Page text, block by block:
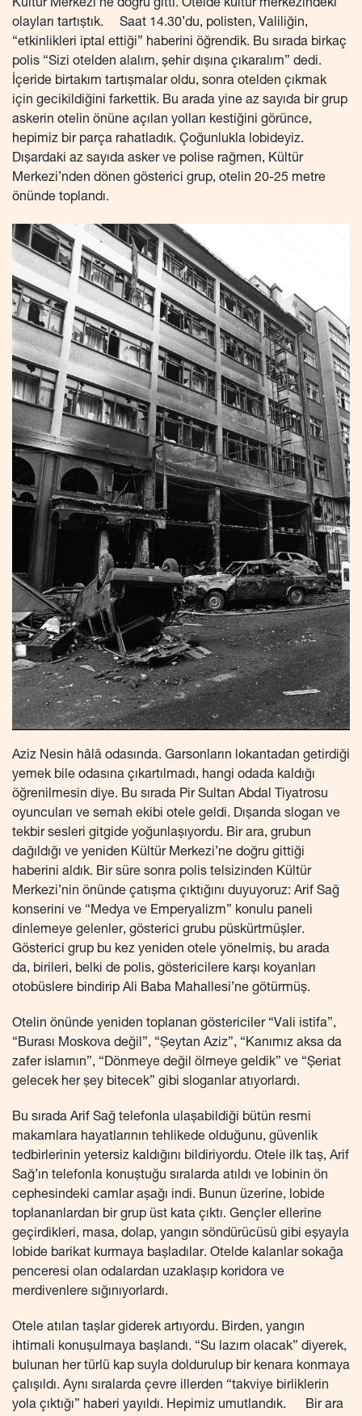
Kültür Merkezi’ne doğru gitti. Otelde kültür merkezindeki
olayları tartıştık. Saat 14.30’du, polisten, Valiliğin,
“etkinlikleri iptal ettiği” haberini öğrendik. Bu sırada birkaç
polis “Sizi otelden alalım, şehir dışına çıkaralım” dedi.
İçeride birtakım tartışmalar oldu, sonra otelden çıkmak
için gecikildiğini farkettik. Bu arada yine az sayıda bir grup
askerin otelin önüne açılan yolları kestiğini görünce,
hepimiz bir parça rahatladık. Çoğunlukla lobideyiz.
Dışardaki az sayıda asker ve polise rağmen, Kültür
Merkezi’nden dönen gösterici grup, otelin 20-25 metre
önünde toplandı.
Aziz Nesin hâlâ odasında. Garsonların lokantadan getirdiği
yemek bile odasına çıkartılmadı, hangi odada kaldığı
öğrenilmesin diye. Bu sırada Pir Sultan Abdal Tiyatrosu
oyuncuları ve semah ekibi otele geldi. Dışarıda slogan ve
tekbir sesleri gitgide yoğunlaşıyordu. Bir ara, grubun
dağıldığı ve yeniden Kültür Merkezi’ne doğru gittiği
haberini aldık. Bir süre sonra polis telsizinden Kültür
Merkezi’nin önünde çatışma çıktığını duyuyoruz: Arif Sağ
konserini ve “Medya ve Emperyalizm” konulu paneli
dinlemeye gelenler, gösterici grubu püskürtmüşler.
Gösterici grup bu kez yeniden otele yönelmiş, bu arada
da, birileri, belki de polis, göstericilere karşı koyanları
otobüslere bindirip Ali Baba Mahallesi’ne götürmüş.
Otelin önünde yeniden toplanan göstericiler “Vali istifa”,
“Burası Moskova değil”, “Şeytan Aziz”, “Kanımız aksa da
zafer islamın”, “Dönmeye değil ölmeye geldik” ve “Şeriat
gelecek her şey bitecek” gibi sloganlar atıyorlardı.
Bu sırada Arif Sağ telefonla ulaşabildiği bütün resmi
makamlara hayatlarının tehlikede olduğunu, güvenlik
tedbirlerinin yetersiz kaldığını bildiriyordu. Otele ilk taş, Arif
Sağ’ın telefonla konuştuğu sıralarda atıldı ve lobinin ön
cephesindeki camlar aşağı indi. Bunun üzerine, lobide
toplananlardan bir grup üst kata çıktı. Gençler ellerine
geçirdikleri, masa, dolap, yangın söndürücüsü gibi eşyayla
lobide barikat kurmaya başladılar. Otelde kalanlar sokağa
penceresi olan odalardan uzaklaşıp koridora ve
merdivenlere sığınıyorlardı.
Otele atılan taşlar giderek artıyordu. Birden, yangın
ihtimali konuşulmaya başlandı. “Su lazım olacak” diyerek,
bulunan her türlü kap suyla doldurulup bir kenara konmaya
çalışıldı. Aynı sıralarda çevre illerden “takviye birliklerin
yola çıktığı” haberi yayıldı. Hepimiz umutlandık. Bir ara